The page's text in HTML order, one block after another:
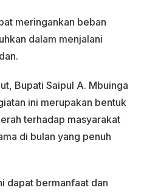
meringankan beban
dalam menjalani
Bupati Saipul A. Mbuinga
ini merupakan bentuk
terhadap masyarakat
di bulan yang penuh
dapat bermanfaat dan